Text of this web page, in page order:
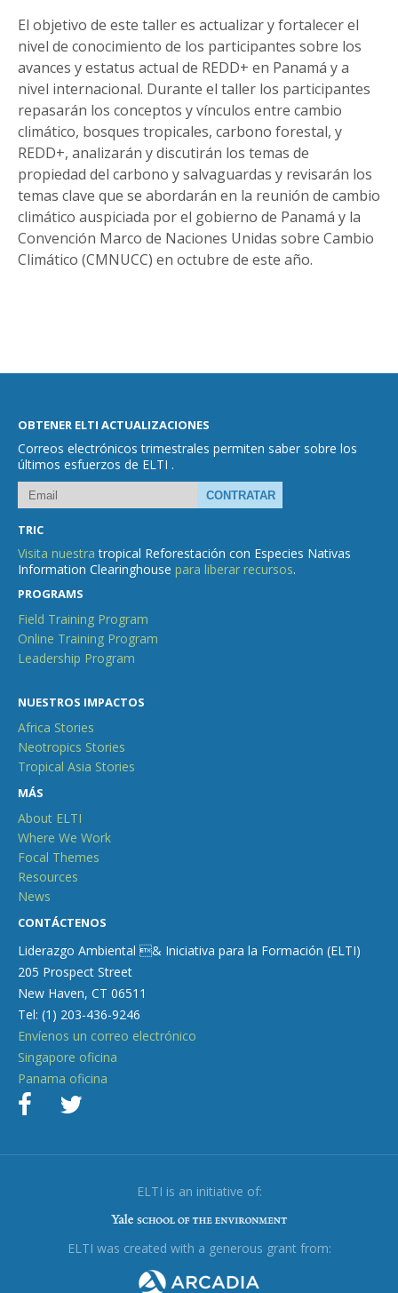
El objetivo de este taller es actualizar y fortalecer el
nivel de conocimiento de los participantes sobre los
avances y estatus actual de REDD+ en Panamá y a
nivel internacional. Durante el taller los participantes
repasarán los conceptos y vínculos entre cambio
climático, bosques tropicales, carbono forestal, y
REDD+, analizarán y discutirán los temas de
propiedad del carbono y salvaguardas y revisarán los
temas clave que se abordarán en la reunión de cambio
climático auspiciada por el gobierno de Panamá y la
Convención Marco de Naciones Unidas sobre Cambio
Climático (CMNUCC) en octubre de este año.
OBTENER ELTI ACTUALIZACIONES
Correos electrónicos trimestrales permiten saber sobre los
últimos esfuerzos de ELTI .
TRIC
Visita nuestra tropical Reforestación con Especies Nativas
Information Clearinghouse para liberar recursos.
PROGRAMS
Field Training Program
Online Training Program
Leadership Program
NUESTROS IMPACTOS
Africa Stories
Neotropics Stories
Tropical Asia Stories
MÁS
About ELTI
Where We Work
Focal Themes
Resources
News
CONTÁCTENOS
Liderazgo Ambiental & Iniciativa para la Formación (ELTI)
205 Prospect Street
New Haven, CT 06511
Tel: (1) 203-436-9246
Envíenos un correo electrónico
Singapore oficina
Panama oficina
ELTI is an initiative of:
ELTI was created with a generous grant from: